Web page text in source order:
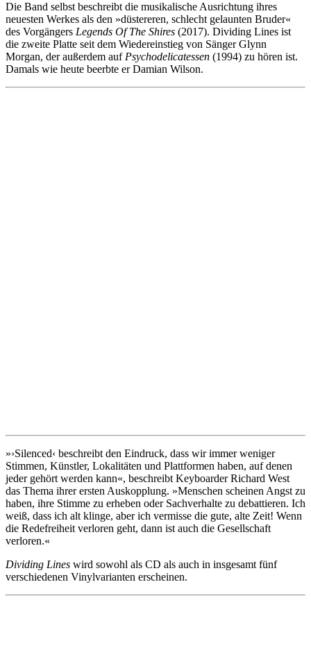
Die Band selbst beschreibt die musikalische Ausrichtung ihres
neuesten Werkes als den »düstereren, schlecht gelaunten Bruder«
des Vorgängers Legends Of The Shires (2017). Dividing Lines ist
die zweite Platte seit dem Wiedereinstieg von Sänger Glynn
Morgan, der außerdem auf Psychodelicatessen (1994) zu hören ist.
Damals wie heute beerbte er Damian Wilson.
»›Silenced‹ beschreibt den Eindruck, dass wir immer weniger
Stimmen, Künstler, Lokalitäten und Plattformen haben, auf denen
jeder gehört werden kann«, beschreibt Keyboarder Richard West
das Thema ihrer ersten Auskopplung. »Menschen scheinen Angst zu
haben, ihre Stimme zu erheben oder Sachverhalte zu debattieren. Ich
weiß, dass ich alt klinge, aber ich vermisse die gute, alte Zeit! Wenn
die Redefreiheit verloren geht, dann ist auch die Gesellschaft
verloren.«
Dividing Lines wird sowohl als CD als auch in insgesamt fünf
verschiedenen Vinylvarianten erscheinen.